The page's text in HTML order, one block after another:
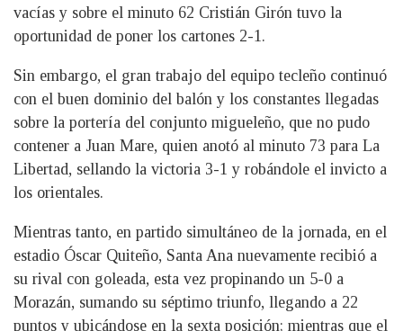
vacías y sobre el minuto 62 Cristián Girón tuvo la
oportunidad de poner los cartones 2-1.
Sin embargo, el gran trabajo del equipo tecleño continuó
con el buen dominio del balón y los constantes llegadas
sobre la portería del conjunto migueleño, que no pudo
contener a Juan Mare, quien anotó al minuto 73 para La
Libertad, sellando la victoria 3-1 y robándole el invicto a
los orientales.
Mientras tanto, en partido simultáneo de la jornada, en el
estadio Óscar Quiteño, Santa Ana nuevamente recibió a
su rival con goleada, esta vez propinando un 5-0 a
Morazán, sumando su séptimo triunfo, llegando a 22
puntos y ubicándose en la sexta posición; mientras que el